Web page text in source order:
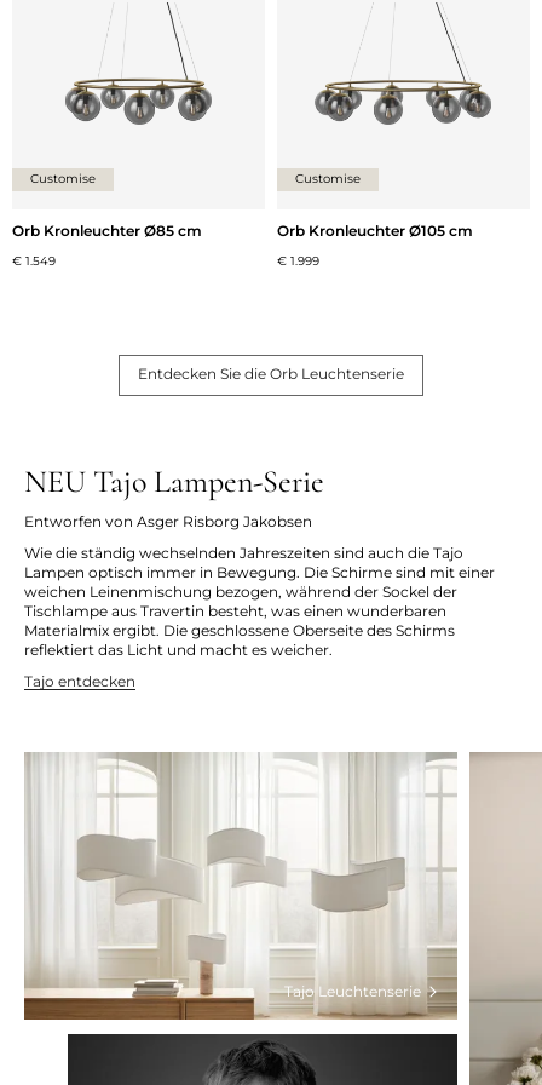
Customise
Orb Kronleuchter Ø85 cm
€ 1.549
Customise
Orb Kronleuchter Ø105 cm
€ 1.999
Entdecken Sie die Orb Leuchtenserie
NEU Tajo Lampen-Serie
Entworfen von Asger Risborg Jakobsen
Wie die ständig wechselnden Jahreszeiten sind auch die Tajo
Lampen optisch immer in Bewegung. Die Schirme sind mit einer
weichen Leinenmischung bezogen, während der Sockel der
Tischlampe aus Travertin besteht, was einen wunderbaren
Materialmix ergibt. Die geschlossene Oberseite des Schirms
reflektiert das Licht und macht es weicher.
Tajo entdecken
Tajo Leuchtenserie